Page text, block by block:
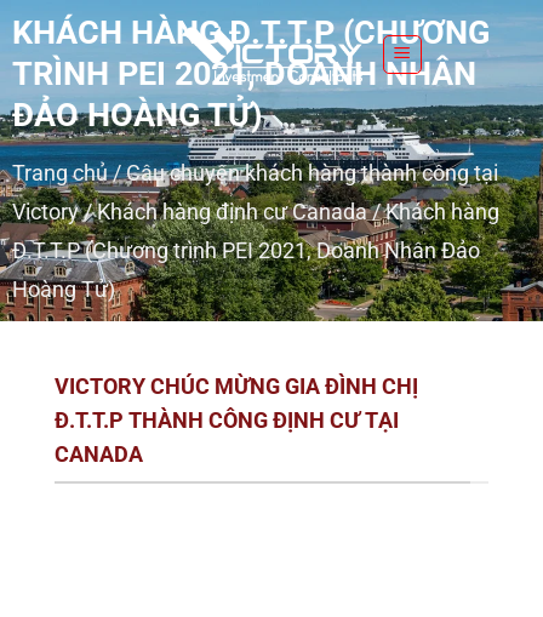
t
o
c
o
n
t
e
KHÁCH HÀNG Đ.T.T.P (CHƯƠNG
TRÌNH PEI 2021, DOANH NHÂN
ĐẢO HOÀNG TỬ)
Trang chủ/Câu chuyện khách hàng thành công tại
Victory/Khách hàng định cư Canada/Khách hàng
Đ.T.T.P (Chương trình PEI 2021, Doanh Nhân Đảo
Hoàng Tử)
VICTORY CHÚC MỪNG GIA ĐÌNH CHỊ
Đ.T.T.P THÀNH CÔNG ĐỊNH CƯ TẠI
CANADA